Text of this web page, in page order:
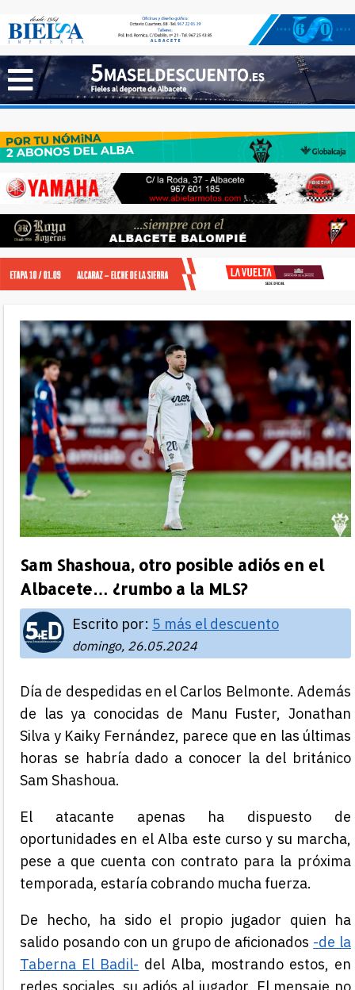
Sam Shashoua, otro posible adiós en el
Albacete… ¿rumbo a la MLS?
Escrito por: 5 más el descuento
domingo, 26.05.2024
Día de despedidas en el Carlos Belmonte. Además
de las ya conocidas de Manu Fuster, Jonathan
Silva y Kaiky Fernández, parece que en las últimas
horas se habría dado a conocer la del británico
Sam Shashoua.
El atacante apenas ha dispuesto de
oportunidades en el Alba este curso y su marcha,
pese a que cuenta con contrato para la próxima
temporada, estaría cobrando mucha fuerza.
De hecho, ha sido el propio jugador quien ha
salido posando con un grupo de aficionados -de la
Taberna El Badil- del Alba, mostrando estos, en